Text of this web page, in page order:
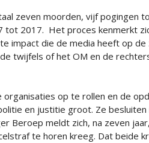
zeven moorden, vijf pogingen
tot 2017. Het proces kenmerkt
impact die de media heeft op de
twijfels of het OM en de
organisaties op te rollen en de
en justitie groot. Ze
Beroep meldt zich, na zeven
te horen kreeg. Dat beide